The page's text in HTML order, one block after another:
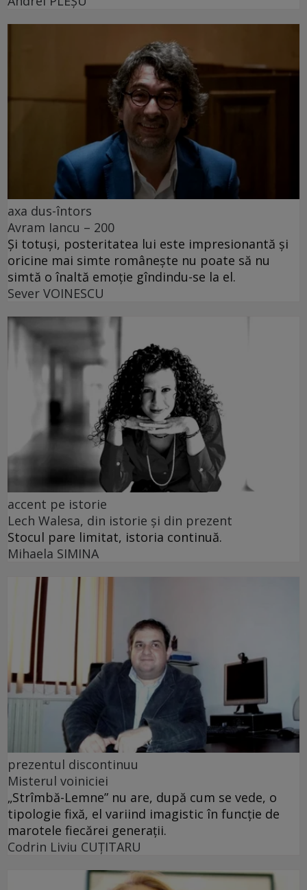
axa dus-întors
Avram Iancu – 200
Și totuși, posteritatea lui este impresionantă și
oricine mai simte românește nu poate să nu
simtă o înaltă emoție gîndindu-se la el.
Sever VOINESCU
accent pe istorie
Lech Walesa, din istorie și din prezent
Stocul pare limitat, istoria continuă.
Mihaela SIMINA
prezentul discontinuu
Misterul voiniciei
„Strîmbă-Lemne” nu are, după cum se vede, o
tipologie fixă, el variind imagistic în funcţie de
marotele fiecărei generaţii.
Codrin Liviu CUŢITARU